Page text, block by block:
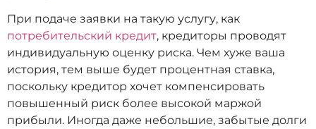
При подаче заявки на такую услугу, как
потребительский кредит, кредиторы проводят
индивидуальную оценку риска. Чем хуже ваша
история, тем выше будет процентная ставка,
поскольку кредитор хочет компенсировать
повышенный риск более высокой маржой
прибыли. Иногда даже небольшие, забытые долги